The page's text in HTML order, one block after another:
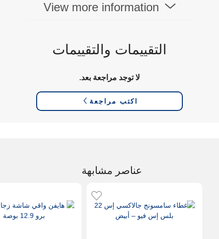
View more information
التقييمات والتقييمات
لا توجد مراجعة بعد.
اكتب مراجعة
عناصر مشابهة